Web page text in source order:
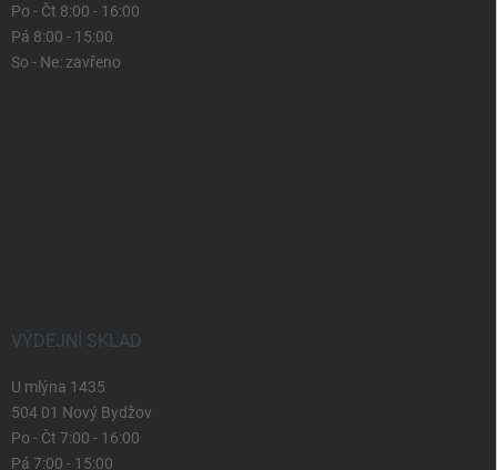
Po - Čt 8:00 - 16:00
Pá 8:00 - 15:00
So - Ne: zavřeno
VÝDEJNÍ SKLAD
U mlýna 1435
504 01 Nový Bydžov
Po - Čt 7:00 - 16:00
Pá 7:00 - 15:00